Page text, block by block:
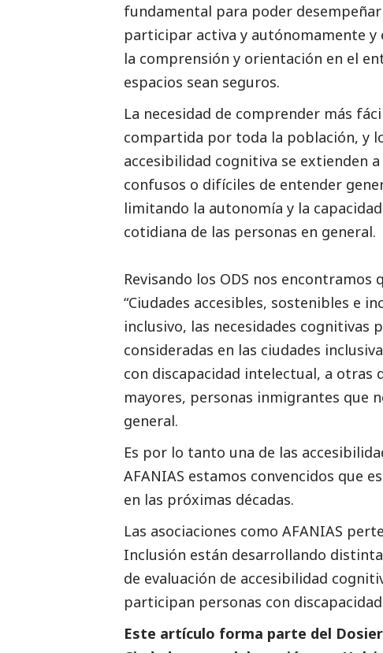
fundamental para poder
participar activa y autónomamente y
la comprensión y orientación en el
espacios sean seguros.
La necesidad de comprender más
compartida por toda la población, y
accesibilidad cognitiva se extienden
confusos o difíciles de entender
limitando la autonomía y la
cotidiana de las personas en general.
Revisando los ODS nos
“Ciudades accesibles, sostenibles e
inclusivo, las necesidades cognitivas
consideradas en las ciudades
con discapacidad intelectual, a otras
mayores, personas inmigrantes que
general.
Es por lo tanto una de las
AFANIAS estamos convencidos que
en las próximas décadas.
Las asociaciones como AFANIAS
Inclusión están desarrollando
de evaluación de accesibilidad
participan personas con
Este artículo forma parte del